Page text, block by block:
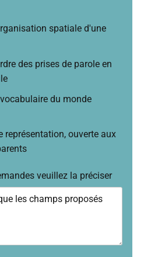
spatiale d'une
des prises de parole en
du monde
représentation, ouverte aux
veuillez la préciser